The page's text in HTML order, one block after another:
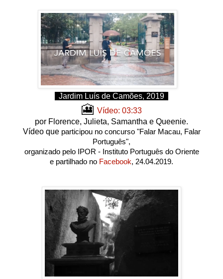
Jardim Luís de Camões, 2019
🎦 Vídeo: 03:33
por Florence, Julieta, Samantha e Queenie.
Vídeo que participou no concurso "Falar Macau, Falar
Português",
organizado pelo IPOR - Instituto Português do Oriente
e partilhado no Facebook, 24.04.2019.